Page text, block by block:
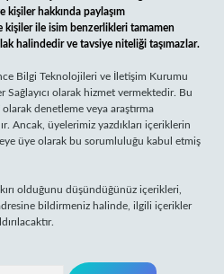
kişiler hakkında paylaşım
kişiler ile isim benzerlikleri tamamen
halindedir ve tavsiye niteliği taşımazlar.
Bilgi Teknolojileri ve İletişim Kurumu
Sağlayıcı olarak hizmet vermektedir. Bu
denetleme veya araştırma
Ancak, üyelerimiz yazdıkları içeriklerin
üye olarak bu sorumluluğu kabul etmiş
olduğunu düşündüğünüz içerikleri,
bildirmeniz halinde, ilgili içerikler